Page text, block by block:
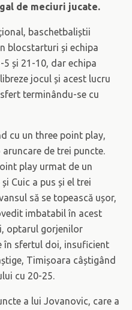
de meciuri jucate.
baschetbaliștii
blocstarturi și echipa
și 21-10, dar echipa
jocul și acest lucru
terminându-se cu
cu un three point play,
de trei puncte.
play urmat de un
Cuic a pus și el trei
să se topească ușor,
imbatabil în acest
optarul gorjenilor
în sfertul doi, insuficient
Timișoara câștigând
cu 20-25.
a lui Jovanovic, care a